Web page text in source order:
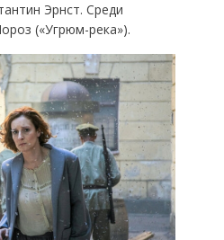
Эрнст. Среди
(«Угрюм-река»).